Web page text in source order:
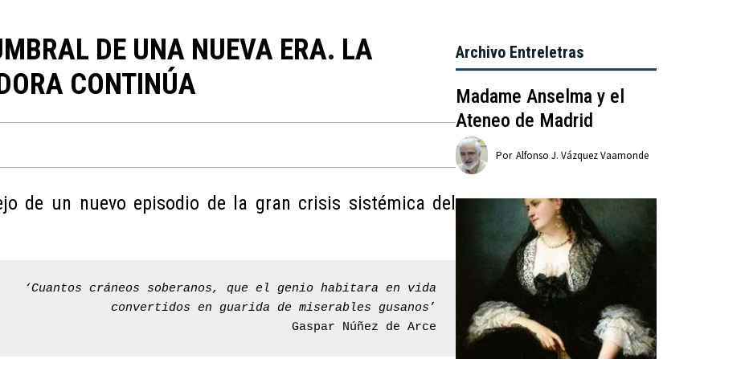
DE UNA NUEVA ERA. LA
CONTINÚA
de un nuevo episodio de la gran crisis sistémica del
‘Cuantos cráneos soberanos, que el genio habitara en vida
convertidos en guarida de miserables gusanos ’
Gaspar Núñez de Arce
Archivo Entreletras
Madame Anselma y el
Ateneo de Madrid
Por Alfonso J. Vázquez Vaamonde